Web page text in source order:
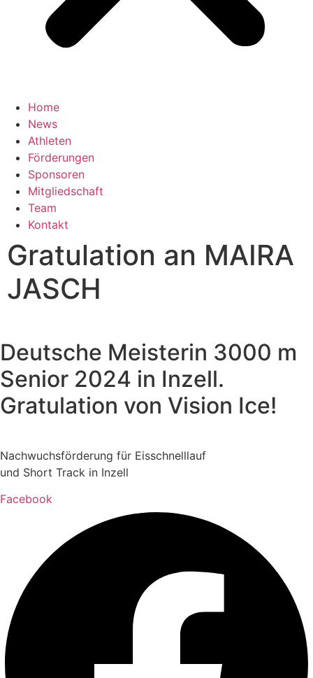
Home
News
Athleten
Förderungen
Sponsoren
Mitgliedschaft
Team
Kontakt
Gratulation an MAIRA
JASCH
Deutsche Meisterin 3000 m
Senior 2024 in Inzell.
Gratulation von Vision Ice!
Nachwuchsförderung für Eisschnelllauf
und Short Track in Inzell
Facebook